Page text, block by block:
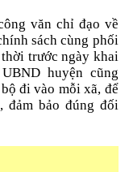
văn chỉ đạo về
sách cùng phối
trước ngày khai
huyện cũng
đi vào mỗi xã, để
bảo đúng đối